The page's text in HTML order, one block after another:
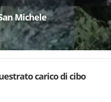
Michele
carico di cibo